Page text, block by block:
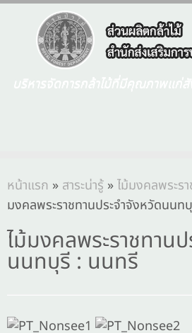
หน้าแรก » สาระน่ารู้ »ไม้มงคลพระร
มงคลพระราชทานประจำจังหวัดนนท
ไม้มงคลพระราชทาน
นนทบุรี : นนทรี